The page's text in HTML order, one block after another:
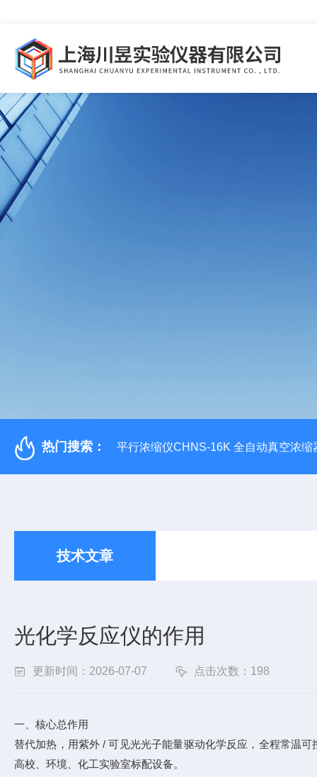
热门搜索： 平行浓缩仪CHNS-16K 全自动真空浓缩
技术文章
光化学反应仪的作用
更新时间：2026-07-07 点击次数：198
一、核心总作用
替代加热，用紫外 / 可见光光子能量驱动化学反应，全程常温
高校、环境、化工实验室标配设备。